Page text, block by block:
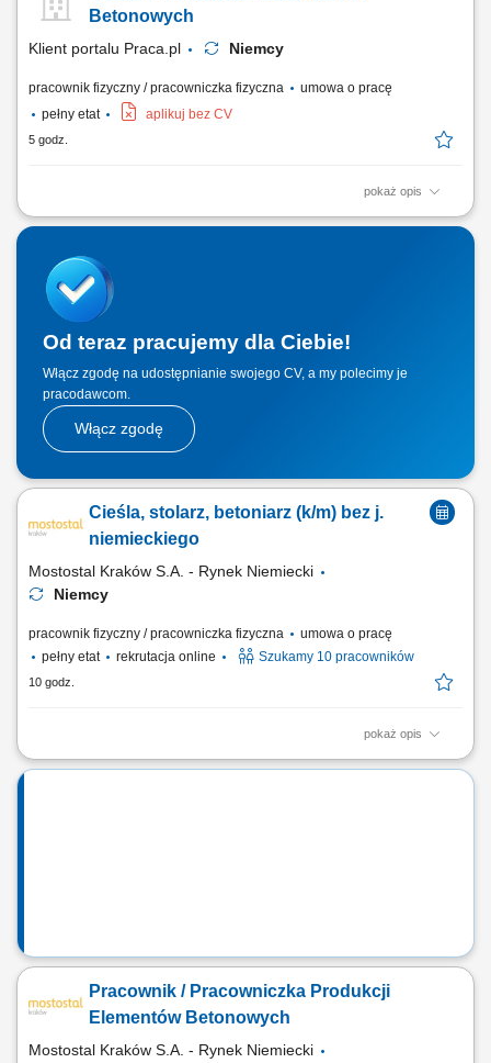
Betonowych
Klient portalu Praca.pl Niemcy
pracownik fizyczny / pracowniczka fizyczna
umowa o pracę
pełny etat
aplikuj bez CV
5 godz.
pokaż opis
Udział w produkcji prefabrykatów betonowych. Obsługa maszyn i
betoniarskich zgodnie z dokumentacją i wytycznymi. Pomoc przy
przygotowaniu szalunków i zbrojeń. Dbanie o jakość wykonywanej
pracy oraz przestrzeganie zasad bezpieczeństwa.
Od teraz pracujemy dla Ciebie!
Włącz zgodę na udostępnianie swojego CV, a my polecimy je
pracodawcom.
Włącz zgodę
Cieśla, stolarz, betoniarz (k/m) bez j.
niemieckiego
Mostostal Kraków S.A. - Rynek Niemiecki
Niemcy
pracownik fizyczny / pracowniczka fizyczna
umowa o pracę
pełny etat
rekrutacja online Szukamy 10 pracowników
10 godz.
pokaż opis
Zakres obowiązków Czyszczenie szalunku po rozformowaniu, Włożenie
Pracownik / Pracowniczka Produkcji
Elementów Betonowych
Mostostal Kraków S.A. - Rynek Niemiecki